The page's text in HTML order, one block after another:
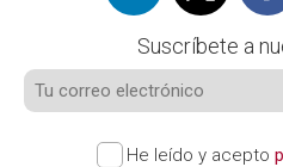
Suscríbete a
He leído y acepto